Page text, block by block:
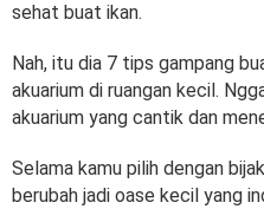
sehat buat ikan.
Nah, itu dia 7 tips gampang
akuarium di ruangan kecil.
akuarium yang cantik dan
Selama kamu pilih dengan
berubah jadi oase kecil yang